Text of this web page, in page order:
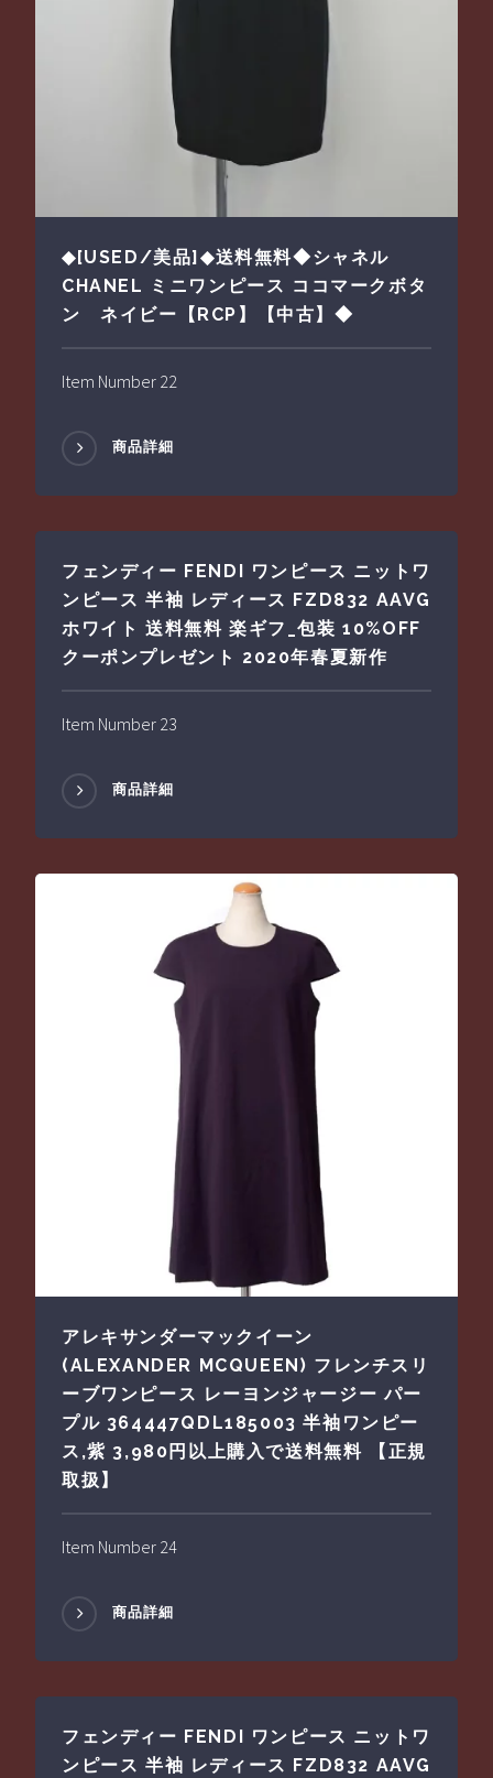
◆[USED/美品]◆送料無料◆シャネル
CHANEL ミニワンピース ココマークボタ
ン ネイビー【RCP】【中古】◆
Item Number 22
商品詳細
フェンディー FENDI ワンピース ニットワ
ンピース 半袖 レディース FZD832 AAVG
ホワイト 送料無料 楽ギフ_包装 10%OFF
クーポンプレゼント 2020年春夏新作
Item Number 23
商品詳細
アレキサンダーマックイーン
(ALEXANDER MCQUEEN) フレンチスリ
ーブワンピース レーヨンジャージー パー
プル 364447QDL185003 半袖ワンピー
ス,紫 3,980円以上購入で送料無料 【正規
取扱】
Item Number 24
商品詳細
フェンディー FENDI ワンピース ニットワ
ンピース 半袖 レディース FZD832 AAVG